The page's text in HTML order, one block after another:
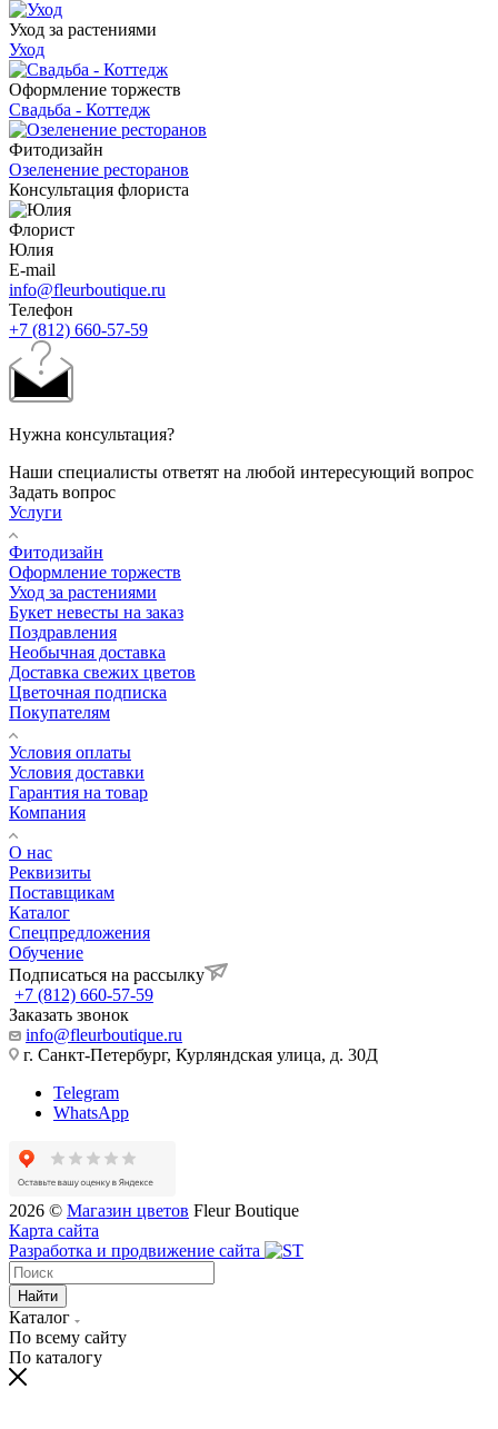
Уход за растениями
Уход
Оформление торжеств
Свадьба - Коттедж
Фитодизайн
Озеленение ресторанов
Консультация флориста
Флорист
Юлия
E-mail
info@fleurboutique.ru
Телефон
+7 (812) 660-57-59
Нужна консультация?
Наши специалисты ответят на любой интересующий вопрос
Задать вопрос
Услуги
Фитодизайн
Оформление торжеств
Уход за растениями
Букет невесты на заказ
Поздравления
Необычная доставка
Доставка свежих цветов
Цветочная подписка
Покупателям
Условия оплаты
Условия доставки
Гарантия на товар
Компания
О нас
Реквизиты
Поставщикам
Каталог
Спецпредложения
Обучение
Подписаться на рассылку
+7 (812) 660-57-59
Заказать звонок
info@fleurboutique.ru
г. Санкт-Петербург, Курляндская улица, д. 30Д
Telegram
WhatsApp
2026 © Магазин цветов Fleur Boutique
Карта сайта
Разработка и продвижение сайта
Найти
Каталог
По всему сайту
По каталогу